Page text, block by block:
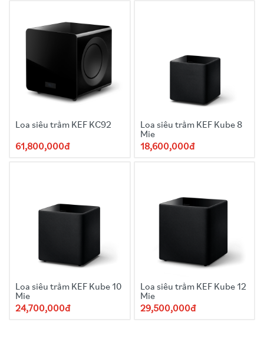
Loa siêu trầm KEF KC92
61,800,000đ
Loa siêu trầm KEF Kube 8
Mie
18,600,000đ
Loa siêu trầm KEF Kube 10
Mie
24,700,000đ
Loa siêu trầm KEF Kube 12
Mie
29,500,000đ